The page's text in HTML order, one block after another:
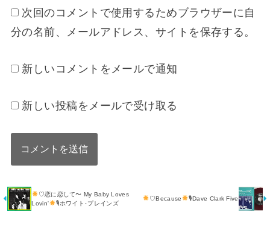
次回のコメントで使用するためブラウザーに自
分の名前、メールアドレス、サイトを保存する。
新しいコメントをメールで通知
新しい投稿をメールで受け取る
♡恋に恋して〜 My Baby Loves
Lovin'
🎙ホワイト･プレインズ
♡Because 🎙Dave Clark Five